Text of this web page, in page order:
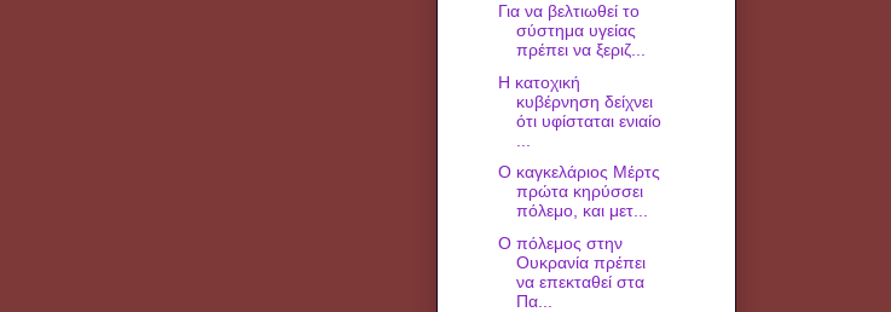
Για να βελτιωθεί το
σύστημα υγείας
πρέπει να ξεριζ...
Η κατοχική
κυβέρνηση δείχνει
ότι υφίσταται ενιαίο
Ο καγκελάριος Μέρτς
πρώτα κηρύσσει
πόλεμο, και μετ...
Ο πόλεμος στην
Ουκρανία πρέπει
να επεκταθεί στα
Πα...